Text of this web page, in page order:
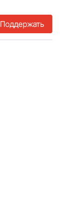
Поддержать